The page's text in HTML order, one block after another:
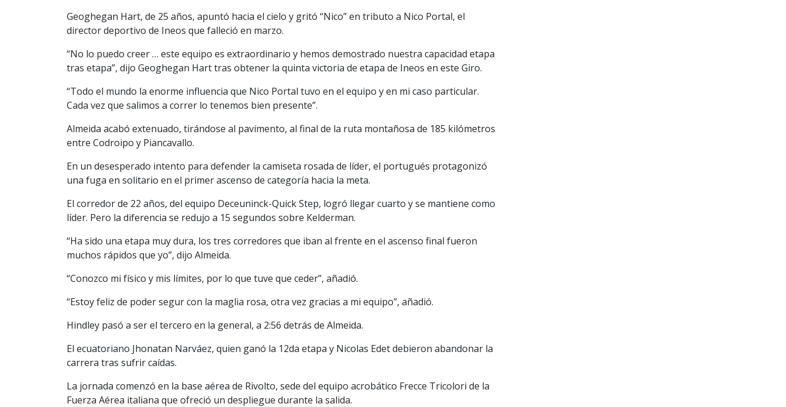
Geoghegan Hart, de 25 años, apuntó hacia el cielo y gritó “Nico” en tributo a Nico Portal, el
director deportivo de Ineos que falleció en marzo.
“No lo puedo creer … este equipo es extraordinario y hemos demostrado nuestra capacidad etapa
tras etapa”, dijo Geoghegan Hart tras obtener la quinta victoria de etapa de Ineos en este Giro.
“Todo el mundo la enorme influencia que Nico Portal tuvo en el equipo y en mi caso particular.
Cada vez que salimos a correr lo tenemos bien presente”.
Almeida acabó extenuado, tirándose al pavimento, al final de la ruta montañosa de 185 kilómetros
entre Codroipo y Piancavallo.
En un desesperado intento para defender la camiseta rosada de líder, el portugués protagonizó
una fuga en solitario en el primer ascenso de categoría hacia la meta.
El corredor de 22 años, del equipo Deceuninck-Quick Step, logró llegar cuarto y se mantiene como
líder. Pero la diferencia se redujo a 15 segundos sobre Kelderman.
“Ha sido una etapa muy dura, los tres corredores que iban al frente en el ascenso final fueron
muchos rápidos que yo”, dijo Almeida.
“Conozco mi físico y mis límites, por lo que tuve que ceder”, añadió.
“Estoy feliz de poder segur con la maglia rosa, otra vez gracias a mi equipo”, añadió.
Hindley pasó a ser el tercero en la general, a 2:56 detrás de Almeida.
El ecuatoriano Jhonatan Narváez, quien ganó la 12da etapa y Nicolas Edet debieron abandonar la
carrera tras sufrir caídas.
La jornada comenzó en la base aérea de Rivolto, sede del equipo acrobático Frecce Tricolori de la
Fuerza Aérea italiana que ofreció un despliegue durante la salida.